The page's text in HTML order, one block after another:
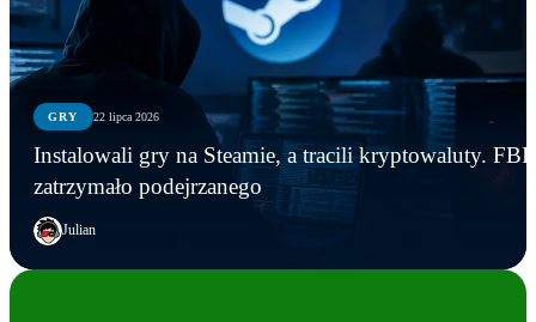
GRY 22 lipca 2026
Instalowali gry na Steamie, a tracili kryptowaluty. FBI
zatrzymało podejrzanego
Julian